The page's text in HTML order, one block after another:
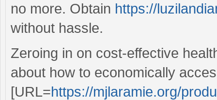
no more. Obtain https://
without hassle.
Zeroing in on cost-effective
about how to economically
[URL=https://mjlaramie.org/